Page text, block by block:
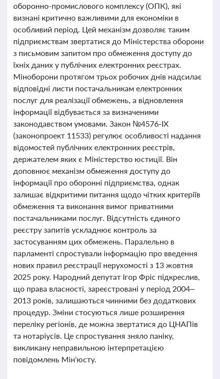
оборонно-промислового комплексу (ОПК), які
визнані критично важливими для економіки в
особливий період. Цей механізм дозволяє таким
підприємствам звертатися до Міністерства оборони
з письмовим запитом про обмеження доступу до
їхніх даних у публічних електронних реєстрах.
Міноборони протягом трьох робочих днів надсилає
відповідні листи постачальникам електронних
послуг для реалізації обмежень, а відновлення
інформації відбувається за визначеними
законодавством умовами. Закон №4576-ІХ
(законопроект 11533) регулює особливості надання
відомостей публічних електронних реєстрів,
держателем яких є Міністерство юстиції. Він
доповнює механізм обмеження доступу до
інформації про оборонні підприємства, однак
залишає відкритими питання щодо чітких критеріїв
обмеження та виконання вимог приватними
постачальниками послуг. Відсутність єдиного
реєстру запитів ускладнює контроль за
застосуванням цих обмежень. Паралельно в
парламенті спростували інформацію про введення
нових правил реєстрації нерухомості з 13 жовтня
2025 року. Народний депутат Ігор Фріс підкреслив,
що права власності, зареєстровані у період 2004–
2013 років, залишаються чинними без додаткових
процедур. Зміни стосуються лише розширення
переліку регіонів, де можна звертатися до ЦНАПів
та нотаріусів. Це спростування зняло паніку,
викликану неправильною інтерпретацією
повідомлень Мін'юсту.